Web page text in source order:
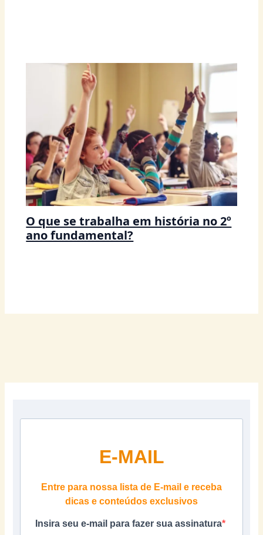
O que se trabalha em história no 2º
ano fundamental?
E-MAIL
Entre para nossa lista de E-mail e receba
dicas e conteúdos exclusivos
Insira seu e-mail para fazer sua assinatura